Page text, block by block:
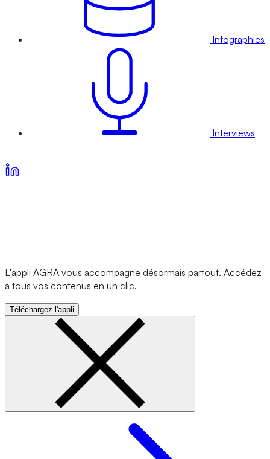
Infographies
Interviews
L'appli AGRA vous accompagne désormais partout. Accédez
à tous vos contenus en un clic.
Téléchargez l'appli